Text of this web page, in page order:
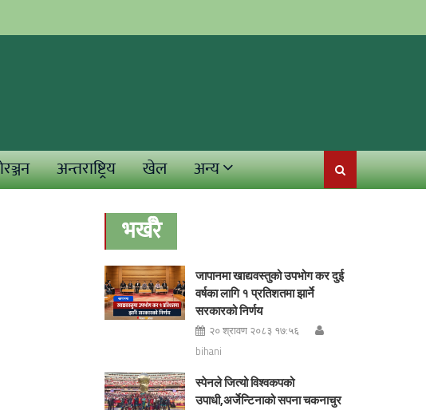
अन्तराष्ट्रिय खेल अन्य
भर्खरै
जापानमा खाद्यवस्तुको उपभोग कर दुई
वर्षका लागि १ प्रतिशतमा झार्ने
सरकारको निर्णय
२० श्रावण २०८३ १७:५६
bihani
स्पेनले जित्यो विश्वकपको
उपाधी,अर्जेन्टिनाको सपना चकनाचुर